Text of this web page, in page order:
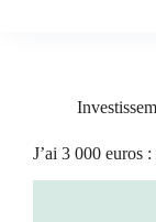
J’ai 3 000 euros